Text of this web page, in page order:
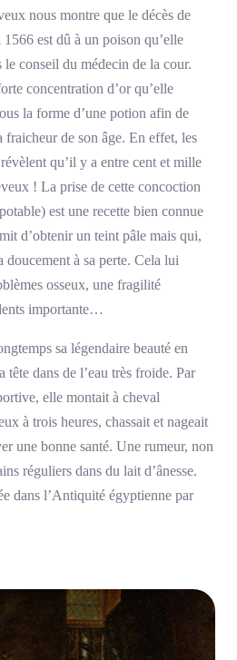
nous montre que le décès de
est dû à un poison qu’elle
conseil du médecin de la cour.
concentration d’or qu’elle
la forme d’une potion afin de
fraicheur de son âge. En effet, les
qu’il y a entre cent et mille
! La prise de cette concoction
est une recette bien connue
d’obtenir un teint pâle mais qui,
doucement à sa perte. Cela lui
osseux, une fragilité
importante…
sa légendaire beauté en
tête dans de l’eau très froide. Par
elle montait à cheval
à trois heures, chassait et nageait
une bonne santé. Une rumeur, non
réguliers dans du lait d’ânesse.
dans l’Antiquité égyptienne par